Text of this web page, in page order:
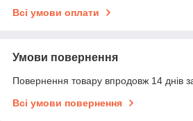
Всі умови оплати
Умови повернення
Повернення товару впродовж 14 днів
Всі умови повернення